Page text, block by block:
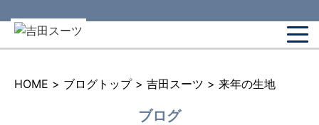
HOME > ブログトップ > 吉田スーツ > 来年の生地
ブログ